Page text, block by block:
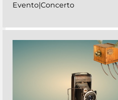
Evento|Concerto